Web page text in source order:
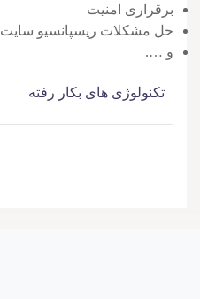
برقراری امنیت
حل مشکلات ریسپانسیو سایت
و ….
تکنولوژی های بکار رفته